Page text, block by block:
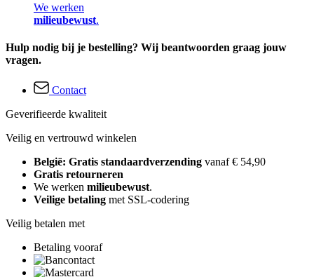
We werken
milieubewust.
Hulp nodig bij je bestelling? Wij beantwoorden graag jouw
vragen.
Contact
Geverifieerde kwaliteit
Veilig en vertrouwd winkelen
België: Gratis standaardverzending vanaf € 54,90
Gratis retourneren
We werken milieubewust.
Veilige betaling met SSL-codering
Veilig betalen met
Betaling vooraf